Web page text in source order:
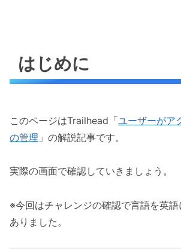
はじめに
このページはTrailhead「ユーザーがア
の管理 」の解説記事です。
実際の画面で確認していきましょう。
※今回はチャレンジの確認で言語を英
ありました。